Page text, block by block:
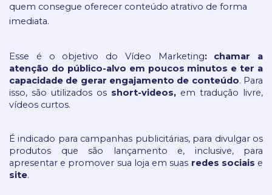
quem consegue oferecer conteúdo atrativo de forma
imediata.
Esse é o objetivo do Vídeo Marketing: chamar a
atenção do público-alvo em poucos minutos e ter a
capacidade de gerar engajamento de conteúdo. Para
isso, são utilizados os short-videos, em tradução livre,
vídeos curtos.
É indicado para campanhas publicitárias, para divulgar os
produtos que são lançamento e, inclusive, para
apresentar e promover sua loja em suas redes sociais
site.